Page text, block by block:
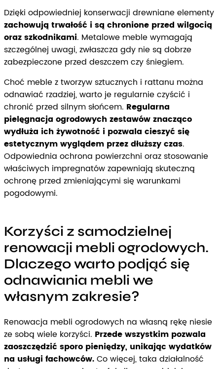
Dzięki odpowiedniej konserwacji drewniane elementy
zachowują trwałość i są chronione przed wilgocią
oraz szkodnikami. Metalowe meble wymagają
szczególnej uwagi, zwłaszcza gdy nie są dobrze
zabezpieczone przed deszczem czy śniegiem.
Choć meble z tworzyw sztucznych i rattanu można
odnawiać rzadziej, warto je regularnie czyścić i
chronić przed silnym słońcem. Regularna
pielęgnacja ogrodowych zestawów znacząco
wydłuża ich żywotność i pozwala cieszyć się
estetycznym wyglądem przez dłuższy czas.
Odpowiednia ochrona powierzchni oraz stosowanie
właściwych impregnatów zapewniają skuteczną
ochronę przed zmieniającymi się warunkami
pogodowymi.
Korzyści z samodzielnej
renowacji mebli ogrodowych.
Dlaczego warto podjąć się
odnawiania mebli we
własnym zakresie?
Renowacja mebli ogrodowych na własną rękę niesie
ze sobą wiele korzyści. Przede wszystkim pozwala
zaoszczędzić sporo pieniędzy, unikając wydatków
na usługi fachowców.Co więcej, taka działalność